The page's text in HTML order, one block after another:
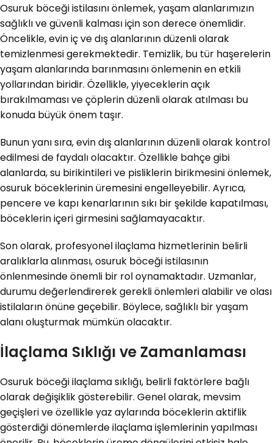
Osuruk böceği istilasını önlemek, yaşam alanlarımızın
sağlıklı ve güvenli kalması için son derece önemlidir.
Öncelikle, evin iç ve dış alanlarının düzenli olarak
temizlenmesi gerekmektedir. Temizlik, bu tür haşerelerin
yaşam alanlarında barınmasını önlemenin en etkili
yollarından biridir. Özellikle, yiyeceklerin açık
bırakılmaması ve çöplerin düzenli olarak atılması bu
konuda büyük önem taşır.
Bunun yanı sıra, evin dış alanlarının düzenli olarak kontrol
edilmesi de faydalı olacaktır. Özellikle bahçe gibi
alanlarda, su birikintileri ve pisliklerin birikmesini önlemek,
osuruk böceklerinin üremesini engelleyebilir. Ayrıca,
pencere ve kapı kenarlarının sıkı bir şekilde kapatılması,
böceklerin içeri girmesini sağlamayacaktır.
Son olarak, profesyonel ilaçlama hizmetlerinin belirli
aralıklarla alınması, osuruk böceği istilasının
önlenmesinde önemli bir rol oynamaktadır. Uzmanlar,
durumu değerlendirerek gerekli önlemleri alabilir ve olası
istilaların önüne geçebilir. Böylece, sağlıklı bir yaşam
alanı oluşturmak mümkün olacaktır.
İlaçlama Sıklığı ve Zamanlaması
Osuruk böceği ilaçlama sıklığı, belirli faktörlere bağlı
olarak değişiklik gösterebilir. Genel olarak, mevsim
geçişleri ve özellikle yaz aylarında böceklerin aktiflik
gösterdiği dönemlerde ilaçlama işlemlerinin yapılması